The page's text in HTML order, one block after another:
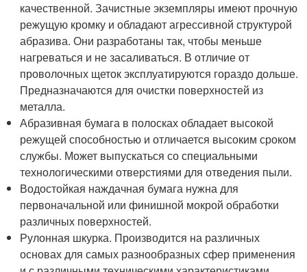
качественной. Зачистные экземпляры имеют прочную
режущую кромку и обладают агрессивной структурой
абразива. Они разработаны так, чтобы меньше
нагреваться и не засаливаться. В отличие от
проволочных щеток эксплуатируются гораздо дольше.
Предназначаются для очистки поверхностей из
металла.
Абразивная бумага в полосках обладает высокой
режущей способностью и отличается высоким сроком
службы. Может выпускаться со специальными
технологическими отверстиями для отведения пыли.
Водостойкая наждачная бумага нужна для
первоначальной или финишной мокрой обработки
различных поверхностей.
Рулонная шкурка. Производится на различных
основах для самых разнообразных сфер применения